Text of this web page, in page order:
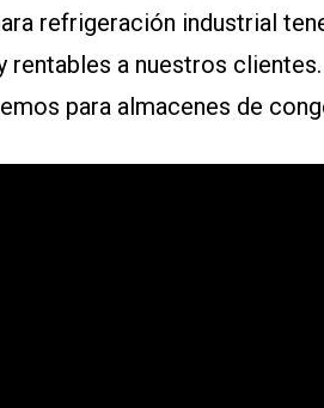
refrigeración industrial
rentables a nuestros
para almacenes de